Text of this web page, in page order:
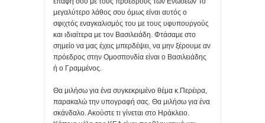
μεγαλύτερο λάθος σου όμως είναι αυτός ο
σφιχτός εναγκαλισμός του με τους υφυπουργούς
και ιδιαίτερα με τον Βασιλειάδη. Φτάσαμε στο
σημείο να μας έχεις μπερδέψει, να μην ξέρουμε αν
πρόεδρος στην Ομοσπονδία είναι ο Βασιλειάδης
ή ο Γραμμένος.
Θα μιλήσω για ένα συγκεκριμένο θέμα κ.Περέιρα,
παρακαλώ την υπογραφή σας. Θα μιλήσω για ένα
σκάνδαλο. Ακούστε τι γίνεται στο Ηράκλειο.